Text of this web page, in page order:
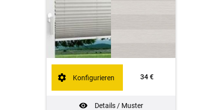
34 €
Details / Muster
Konfigurieren